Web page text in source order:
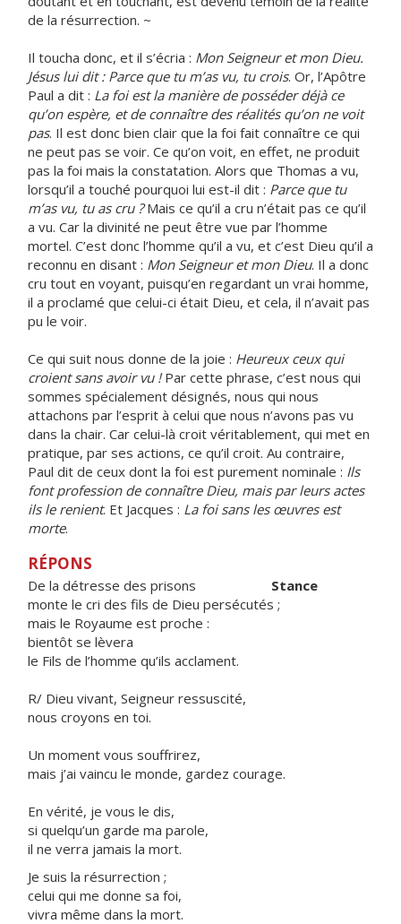
de la résurrection. ~
Il toucha donc, et il s’écria : Mon Seigneur et mon Dieu.
Jésus lui dit : Parce que tu m’as vu, tu crois. Or, l’Apôtre
Paul a dit : La foi est la manière de posséder déjà ce
qu’on espère, et de connaître des réalités qu’on ne voit
pas. Il est donc bien clair que la foi fait connaître ce qui
ne peut pas se voir. Ce qu’on voit, en effet, ne produit
pas la foi mais la constatation. Alors que Thomas a vu,
lorsqu’il a touché pourquoi lui est-il dit : Parce que tu
m’as vu, tu as cru ?Mais ce qu’il a cru n’était pas ce qu’il
a vu. Car la divinité ne peut être vue par l’homme
mortel. C’est donc l’homme qu’il a vu, et c’est Dieu qu’il a
reconnu en disant : Mon Seigneur et mon Dieu. Il a donc
cru tout en voyant, puisqu’en regardant un vrai homme,
il a proclamé que celui-ci était Dieu, et cela, il n’avait pas
pu le voir.
Ce qui suit nous donne de la joie : Heureux ceux qui
croient sans avoir vu !Par cette phrase, c’est nous qui
sommes spécialement désignés, nous qui nous
attachons par l’esprit à celui que nous n’avons pas vu
dans la chair. Car celui-là croit véritablement, qui met en
pratique, par ses actions, ce qu’il croit. Au contraire,
Paul dit de ceux dont la foi est purement nominale : Ils
font profession de connaître Dieu, mais par leurs actes
ils le renient. Et Jacques : La foi sans les œuvres est
morte.
RÉPONS
De la détresse des prisons Stance
monte le cri des fils de Dieu persécutés ;
mais le Royaume est proche :
bientôt se lèvera
le Fils de l’homme qu’ils acclament.
R/ Dieu vivant, Seigneur ressuscité,
nous croyons en toi.
Un moment vous souffrirez,
mais j’ai vaincu le monde, gardez courage.
En vérité, je vous le dis,
si quelqu’un garde ma parole,
il ne verra jamais la mort.
Je suis la résurrection ;
celui qui me donne sa foi,
vivra même dans la mort.